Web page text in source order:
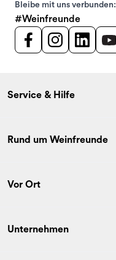
Bleibe mit uns verbunden:
#Weinfreunde
Service & Hilfe
Rund um Weinfreunde
Vor Ort
Unternehmen